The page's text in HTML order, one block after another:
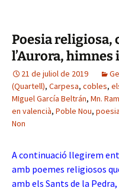
Poesia religiosa,
l’Aurora, himnes
21 de juliol de 2019
(Quartell), Carpesa, cobles,
MIguel García Beltrán, Mn.
en valencià, Poble Nou,
Non
A continuació llegirem
amb poemes religiosos
amb els Sants de la